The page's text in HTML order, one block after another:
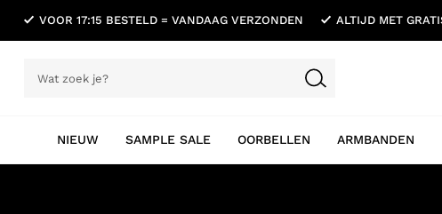
VOOR 17:15 BESTELD = VANDAAG VERZONDEN ALTIJD MET
NIEUW SAMPLE SALE OORBELLEN ARMBANDEN